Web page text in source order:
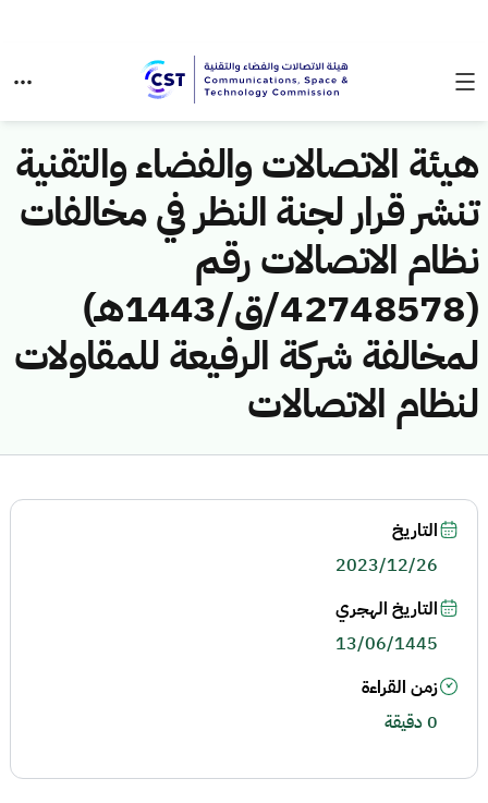
هيئة الاتصالات والفضاء والتقنية
تنشر قرار لجنة النظر في مخالفات
نظام الاتصالات رقم
(42748578/ق/1443هـ)
لمخالفة شركة الرفيعة للمقاولات
لنظام الاتصالات
التاريخ
2023/12/26
التاريخ الهجري
13/06/1445
زمن القراءة
0 دقيقة